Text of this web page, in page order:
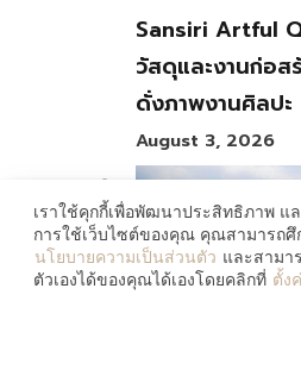
Sansiri Artful
วัสดุและงานก่อ
ดั่งภาพงานศิลปะ
August 3, 2026
เราใช้คุกกี้เพื่อพัฒนาประสิทธิภาพ แ
การใช้เว็บไซต์ของคุณ คุณสามารถศึ
นโยบายความเป็นส่วนตัว และสามา
ตัวเองได้ของคุณได้เองโดยคลิกที่ ตั้ง